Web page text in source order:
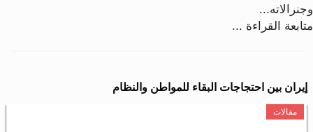
وجنرالاته...
متابعة القراءة ...
إيران بين احتجاجات البقاء للمواطن والنظام
مقالات